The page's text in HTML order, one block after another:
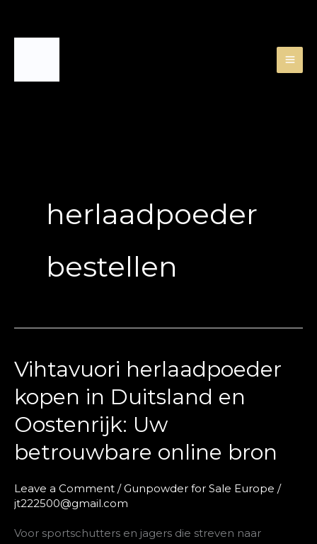
herlaadpoeder
bestellen
Vihtavuori herlaadpoeder
kopen in Duitsland en
Oostenrijk: Uw
betrouwbare online bron
Leave a Comment /Gunpowder for Sale Europe /
jt222500@gmail.com
Voor sportschutters en jagers die streven naar
Vihtavuori
kopen
in
en
Uw
online